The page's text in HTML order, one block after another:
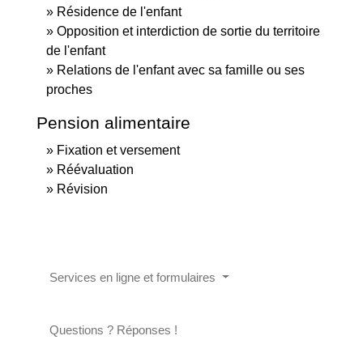
Résidence de l'enfant
Opposition et interdiction de sortie du territoire
de l'enfant
Relations de l'enfant avec sa famille ou ses
proches
Pension alimentaire
Fixation et versement
Réévaluation
Révision
Services en ligne et formulaires
Questions ? Réponses !